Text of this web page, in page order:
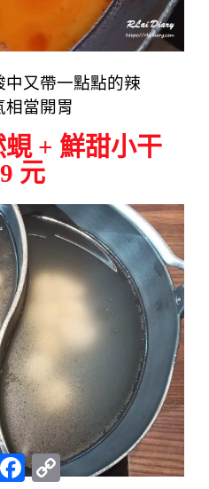
中又帶一點點的辣
相當開胃
+ 鮮甜小干
元
F
a
C
o